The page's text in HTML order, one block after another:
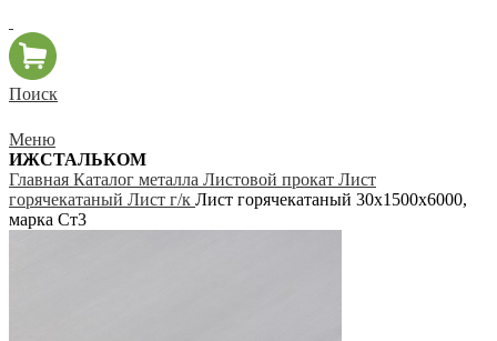
Поиск
Меню
ИЖСТАЛЬКОМ
Главная Каталог металла Листовой прокат Лист
горячекатаный Лист г/к Лист горячекатаный 30х1500х6000,
марка Ст3